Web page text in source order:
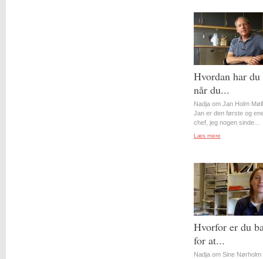
Hvordan har du
når du...
Nadja om Jan Holm
Jan er den første og
chef, jeg nogen sinde...
Læs mere
Hvorfor er du
for at...
Nadja om Sine